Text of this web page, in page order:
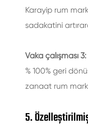
Karayip rum
sadakatini
Vaka çalışması
% 100% geri
zanaat rum
5.